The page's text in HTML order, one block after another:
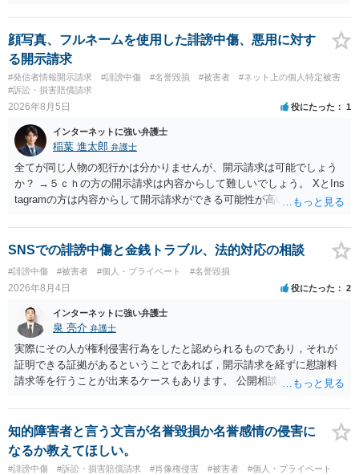
顔写真、フルネームを使用した誹謗中傷、悪用に対す
る開示請求
#発信者情報開示請求 #誹謗中傷 #名誉毀損 #被害者
#ネット上の個人特定被害
#訴訟・損害賠償請求
2026年8月5日 役にたった 1
インターネットに強い弁護士
稲葉 進太郎 弁護士
全てが同じ人物の犯行かは分かりませんが、開示請求は可能でしょう
か？ →５ｃｈの方の開示請求は内容からして難しいでしょう。 XとIns
tagramの方は内容からして開示請求ができる可能性が高いでしょう。
いでしょう。７月中にアカウントが削除されている場合、今から進め
ても失敗する可能性が高いように思われます。 相手を特定できた場
合、相手に全ての弁護士費用を負担させることは可能でしょうか？ →
訴訟外の交渉で相手方が認めれば負担させることができるでしょう。
訴訟で判決となった場合は、実際の弁護士費用が認められる場合と認
められない場合があり何ともいえないところでしょう。
SNSでの誹謗中傷と金銭トラブル、法的対応の相談
#誹謗中傷 #被害者 #個人・プライベート #名誉毀損
2026年8月4日 役にたった 2
インターネットに強い弁護士
泉 亮介 弁護士
実際にその人が権利侵害行為をしたと認められるものであり，それが
証明できる証拠があるということであれば，開示請求を経ずに慰謝料
請求等を行うことが出来るケースもあります。 公開相談の場では回答
に個別に相談されると良いでしょう。
知的障害者と言う文言が名誉毀損か名誉感情の侵害に
なるか教えてほしい。
#誹謗中傷 #訴訟・損害賠償請求 #肖像権侵害 #被害者
#個人・プライベート